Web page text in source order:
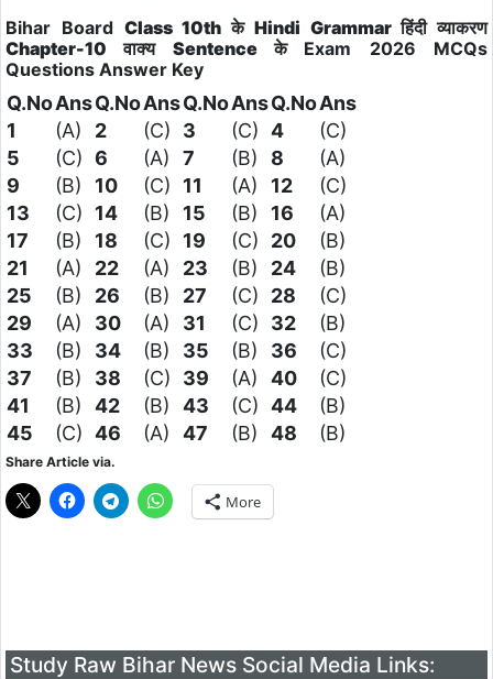
Bihar Board Class 10th के Hindi Grammar हिंदी व्याकरण
Chapter-10 वाक्य Sentence के Exam 2026 MCQs
Questions Answer Key
Q.NoAnsQ.NoAnsQ.NoAnsQ.NoAns
1
(A) 2 (C) 3 (C) 4
(C)
5
(C) 6 (A) 7 (B) 8
(A)
9
(B) 10 (C) 11 (A) 12
(C)
13
(C) 14 (B) 15 (B) 16
(A)
17
(B) 18 (C) 19 (C) 20
(B)
21
(A) 22 (A) 23 (B) 24
(B)
25
(B) 26 (B) 27 (C) 28
(C)
29
(A) 30 (A) 31 (C) 32
(B)
33
(B) 34 (B) 35 (B) 36
(C)
37
(B) 38 (C) 39 (A) 40
(C)
41
(B) 42 (B) 43 (C) 44
(B)
45
(C) 46 (A) 47 (B) 48 (B)
Share Article via.
More
Study Raw Bihar News Social Media Links: